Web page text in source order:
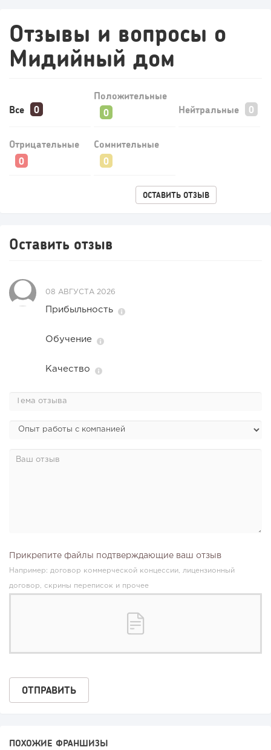
Конференции августа 2026: лучшие мероприятия месяца
Отзывы и вопросы о
Мидийный дом
Все
Положительные
Нейтральные
Отрицательные Сомнительные
ОСТАВИТЬ ОТЗЫВ
Оставить отзыв
08 АВГУСТА 2026
Прибыльность
Обучение
Качество
Прикрепите файлы подтверждающие ваш отзыв
Например: договор коммерческой концессии, лицензионный
договор, скрины переписок и прочее
ПОХОЖИЕ ФРАНШИЗЫ